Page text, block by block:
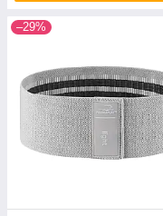
–29%